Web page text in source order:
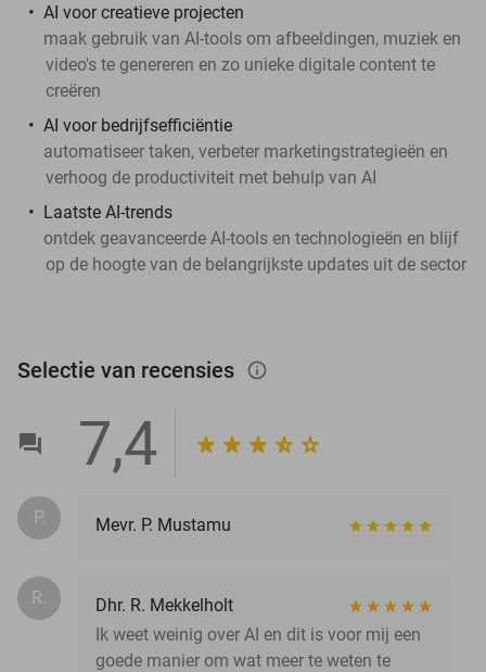
AI voor creatieve projecten
maak gebruik van AI-tools om afbeeldingen, muziek en
video's te genereren en zo unieke digitale content te
creëren
AI voor bedrijfsefficiëntie
automatiseer taken, verbeter marketingstrategieën en
verhoog de productiviteit met behulp van AI
Laatste AI-trends
ontdek geavanceerde AI-tools en technologieën en blijf
op de hoogte van de belangrijkste updates uit de sector
Selectie van recensies info_outlined
7,4
P. Mevr. P. Mustamu
R.
Dhr. R. Mekkelholt
Ik weet weinig over AI en dit is voor mij een
goede manier om wat meer te weten te